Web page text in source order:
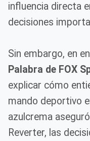
influencia directa
decisiones
Sin embargo, en
Palabra de FOX
explicar cómo
mando deportivo
azulcrema
Reverter, las